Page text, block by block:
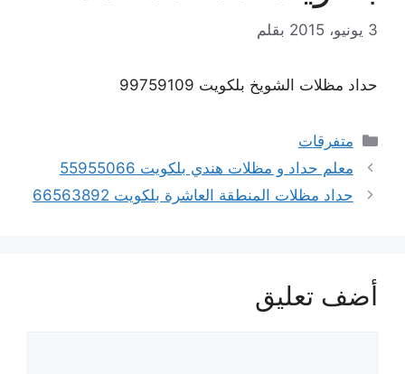
3 يونيو، 2015 بقلم
حداد مظلات الشويخ بلكويت 99759109
التصنيفات
متفرقات
معلم حداد و مظلات هندي بلكويت 55955066
حداد مظلات المنطقة العاشرة بلكويت 66563892
أضف تعليق